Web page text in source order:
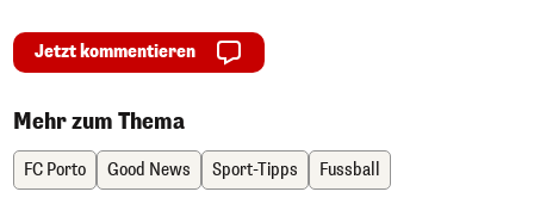
Jetzt kommentieren
Mehr zum Thema
FC Porto Good News Sport-Tipps Fussball